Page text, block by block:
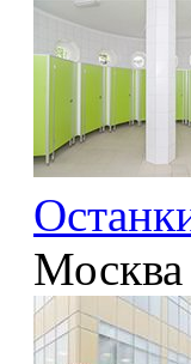
Москва